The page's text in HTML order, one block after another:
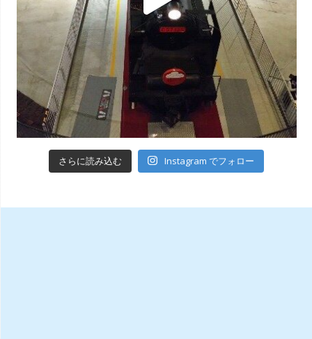
さらに読み込む Instagram でフォロー